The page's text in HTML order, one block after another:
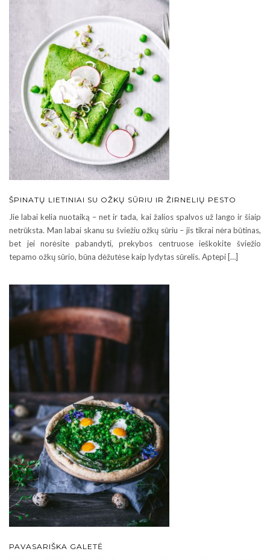
ŠPINATŲ LIETINIAI SU OŽKŲ SŪRIU IR ŽIRNELIŲ PESTO
Jie labai kelia nuotaiką – net ir tada, kai žalios spalvos už lango ir šiaip
netrūksta. Man labai skanu su šviežiu ožkų sūriu – jis tikrai nėra būtinas,
bet jei norėsite pabandyti, prekybos centruose ieškokite šviežio
tepamo ožkų sūrio, būna dėžutėse kaip lydytas sūrelis. Aptepi […]
PAVASARIŠKA GALETĖ